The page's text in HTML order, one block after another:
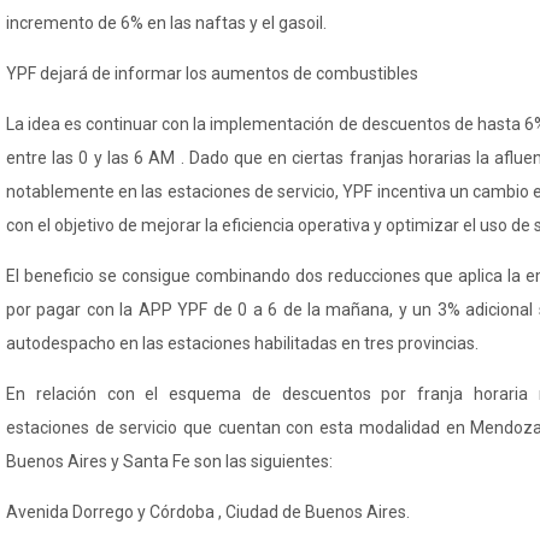
incremento de 6% en las naftas y el gasoil.
YPF dejará de informar los aumentos de combustibles
La idea es continuar con la implementación de descuentos de hasta
entre las 0 y las 6 AM . Dado que en ciertas franjas horarias la
notablemente en las estaciones de servicio, YPF incentiva un cambio
con el objetivo de mejorar la eficiencia operativa y optimizar el uso de
El beneficio se consigue combinando dos reducciones que aplica la
por pagar con la APP YPF de 0 a 6 de la mañana, y un 3%
autodespacho en las estaciones habilitadas en tres provincias.
En relación con el esquema de descuentos por franja horaria
estaciones de servicio que cuentan con esta modalidad en
Buenos Aires y Santa Fe son las siguientes:
Avenida Dorrego y Córdoba , Ciudad de Buenos Aires.